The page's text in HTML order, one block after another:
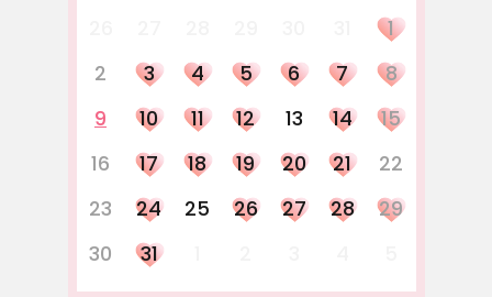
1
2
3 4 5 6 7
8
9
10 11 12 13 14
15
16
17 18 19 20 21
22
23
24 25 26 27 28
29
30
31